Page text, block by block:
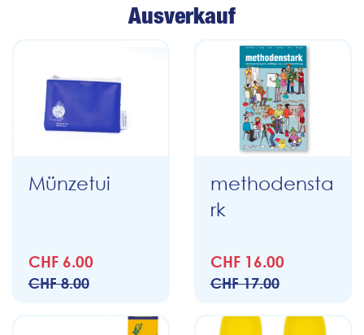
Ausverkauf
Münzetui
CHF 6.00
CHF 8.00
methodensta
rk
CHF 16.00
CHF 17.00